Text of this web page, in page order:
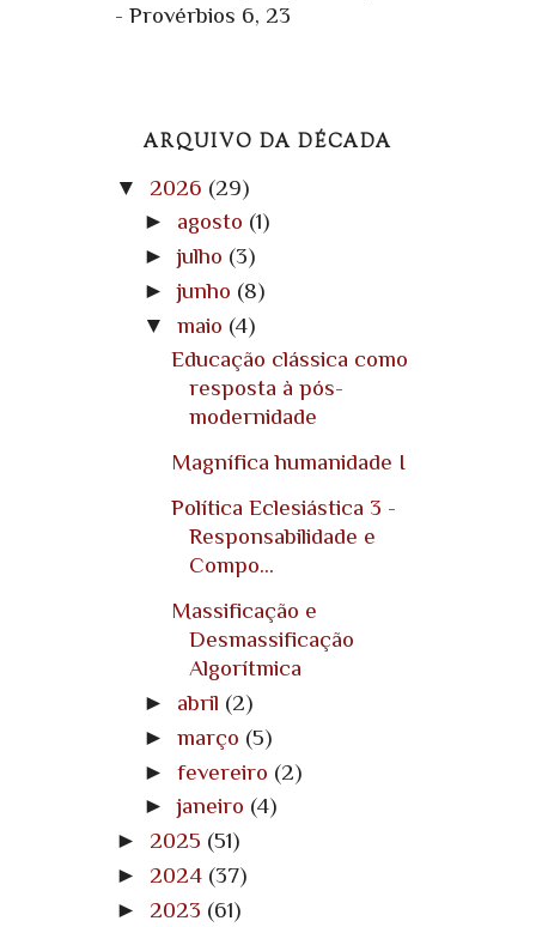
- Provérbios 6, 23
ARQUIVO DA DÉCADA
▼ 2026 (29)
► agosto (1)
►julho (3)
►junho (8)
▼ maio (4)
Educação clássica como
resposta à pós-
modernidade
Magnífica humanidade I
Política Eclesiástica 3 -
Responsabilidade e
Compo...
Massificação e
Desmassificação
Algorítmica
► abril (2)
► março (5)
► fevereiro (2)
►janeiro (4)
► 2025 (51)
► 2024 (37)
► 2023 (61)